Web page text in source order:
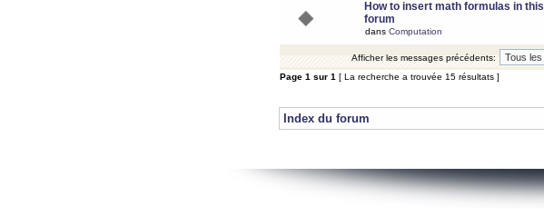
How to insert math formulas in this
forum
dans Computation
Afficher les messages précédents:
Page 1 sur 1 [ La recherche a trouvée 15 résultats ]
Index du forum